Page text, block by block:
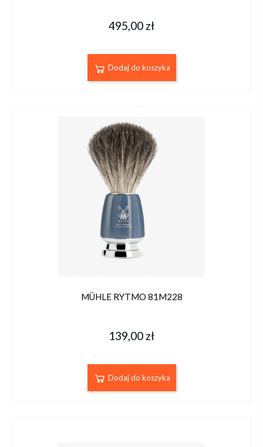
495,00 zł
Dodaj do koszyka
MÜHLE RYTMO 81M228
139,00 zł
Dodaj do koszyka